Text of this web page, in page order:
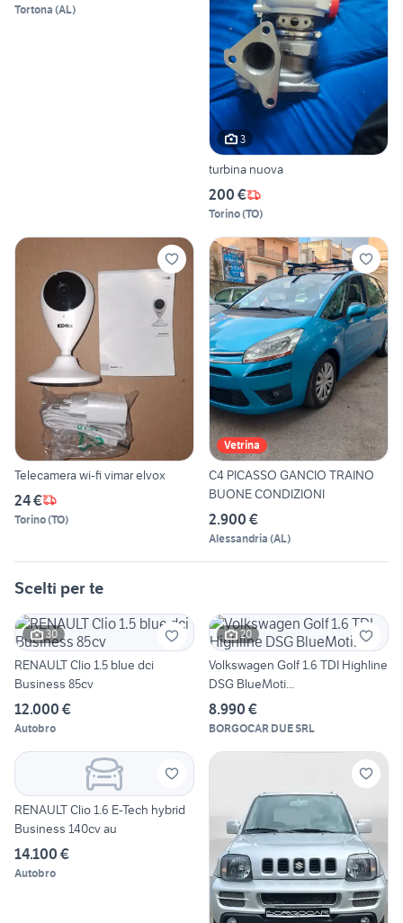
Tortona (AL)
3
turbina nuova
200 €
Torino(TO)
Telecamera wi-fi vimar elvox
24 €
Torino(TO)
Vetrina
C4 PICASSO GANCIO TRAINO
BUONE CONDIZIONI
2.900 €
Alessandria (AL)
Scelti per te
30
RENAULT Clio 1.5 blue dci
Business 85cv
12.000 €
Autobro
20
Volkswagen Golf 1.6 TDI Highline
DSG BlueMoti...
8.990 €
BORGOCAR DUE SRL
RENAULT Clio 1.6 E-Tech hybrid
Business 140cv au
14.100 €
Autobro